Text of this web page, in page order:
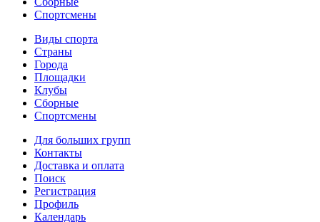
Спортсмены
Виды спорта
Страны
Города
Площадки
Клубы
Сборные
Спортсмены
Для больших групп
Контакты
Доставка и оплата
Поиск
Регистрация
Профиль
Календарь